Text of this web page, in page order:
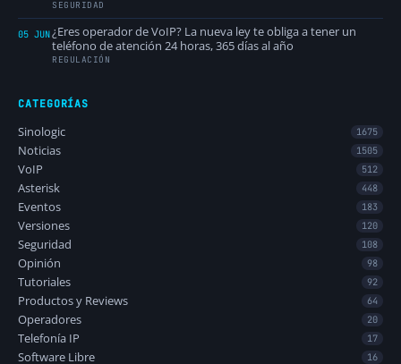
SEGURIDAD
05 JUN¿Eres operador de VoIP? La nueva ley te obliga a tener un
teléfono de atención 24 horas, 365 días al año
REGULACIÓN
CATEGORÍAS
Sinologic 1675
Noticias 1505
VoIP 512
Asterisk 448
Eventos 183
Versiones 120
Seguridad 108
Opinión 98
Tutoriales 92
Productos y Reviews 64
Operadores 20
Telefonía IP 17
Software Libre 16